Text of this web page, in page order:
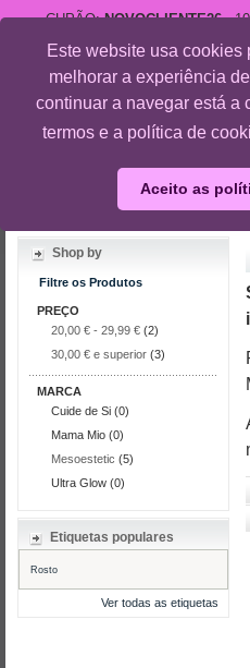
Este website usa cookies
melhorar a experiência
continuar a navegar está a
termos e a política de
Aceito as
CUPÃO:NOVOCLIENTE26-
+351 918 595 801
Rosto
Linha solar
Shop by
Filtre os Produtos
PREÇO
20,00 € - 29,99 € (2)
30,00 € e superior (3)
MARCA
Cuide de Si (0)
Mama Mio (0)
Mesoestetic (5)
Ultra Glow (0)
Etiquetas populares
Rosto
Ver todas as etiquetas